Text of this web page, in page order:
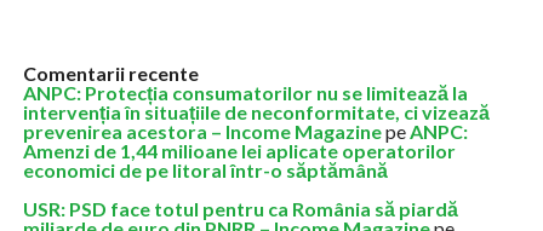
Comentarii recente
ANPC: Protecția consumatorilor nu se limitează la
intervenția în situațiile de neconformitate, ci vizează
prevenirea acestora – Income MagazinepeANPC:
Amenzi de 1,44 milioane lei aplicate operatorilor
economici de pe litoral într-o săptămână
USR: PSD face totul pentru ca România să piardă